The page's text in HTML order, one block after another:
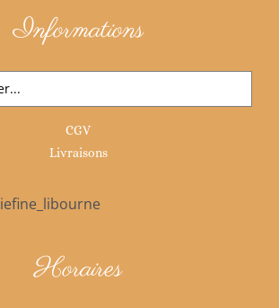
Informations
CGV
Livraisons
Horaires